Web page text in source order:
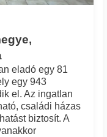
eladó egy 81
egy 943
el. Az ingatlan
családi házas
biztosít. A